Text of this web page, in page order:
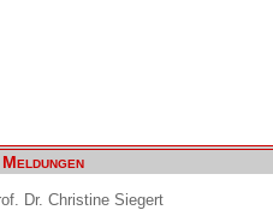
Dr. Christine Siegert